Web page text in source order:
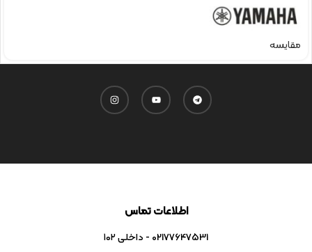
مقایسه
اطلاعات تماس
02177647531 - داخلی ۱۰۲